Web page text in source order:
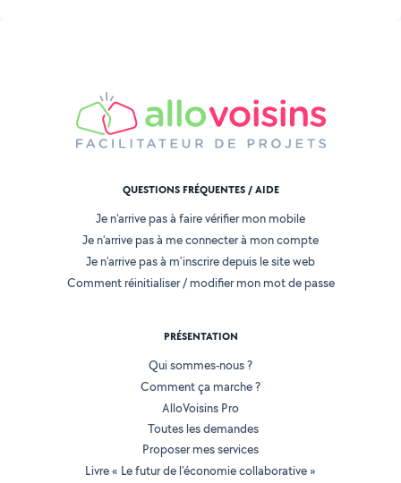
QUESTIONS FRÉQUENTES / AIDE
Je n'arrive pas à faire vérifier mon mobile
Je n'arrive pas à me connecter à mon compte
Je n'arrive pas à m'inscrire depuis le site web
Comment réinitialiser / modifier mon mot de passe
PRÉSENTATION
Qui sommes-nous ?
Comment ça marche ?
AlloVoisins Pro
Toutes les demandes
Proposer mes services
Livre « Le futur de l'économie collaborative »